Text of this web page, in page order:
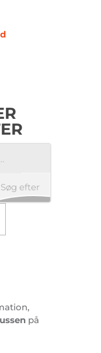
Søg efter
på